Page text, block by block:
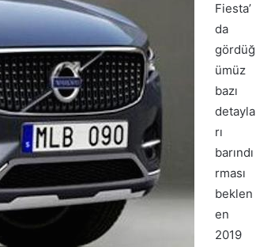
Fiesta’
da
gördüğ
ümüz
bazı
detayla
rı
barındı
rması
beklen
en
2019